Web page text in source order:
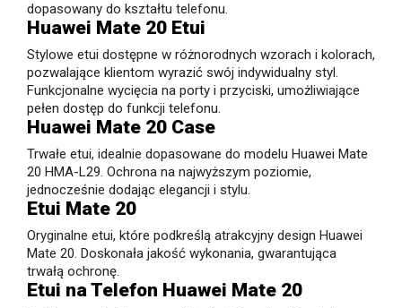
dopasowany do kształtu telefonu.
Huawei Mate 20 Etui
Stylowe etui dostępne w różnorodnych wzorach i kolorach,
pozwalające klientom wyrazić swój indywidualny styl.
Funkcjonalne wycięcia na porty i przyciski, umożliwiające
pełen dostęp do funkcji telefonu.
Huawei Mate 20 Case
Trwałe etui, idealnie dopasowane do modelu Huawei Mate
20 HMA-L29. Ochrona na najwyższym poziomie,
jednocześnie dodając elegancji i stylu.
Etui Mate 20
Oryginalne etui, które podkreślą atrakcyjny design Huawei
Mate 20. Doskonała jakość wykonania, gwarantująca
trwałą ochronę.
Etui na Telefon Huawei Mate 20